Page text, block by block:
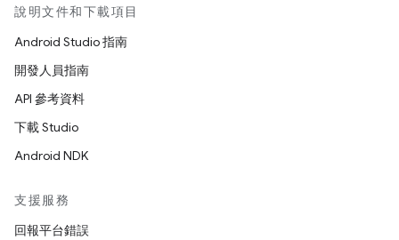
說明文件和下載項目
Android Studio 指南
開發人員指南
API 參考資料
下載 Studio
Android NDK
支援服務
回報平台錯誤